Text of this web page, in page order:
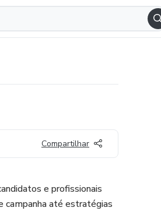
Compartilhar
e profissionais
campanha até estratégias